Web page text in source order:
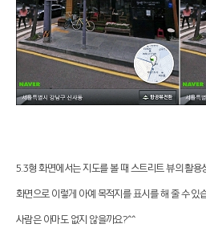
5.3형 화면에서는 지도를 볼 때 스트리트 뷰의 활용
화면으로 이렇게 아예 목적지를 표시를 해 줄 수 있
사람은 아마도 없지 않을까요?^^